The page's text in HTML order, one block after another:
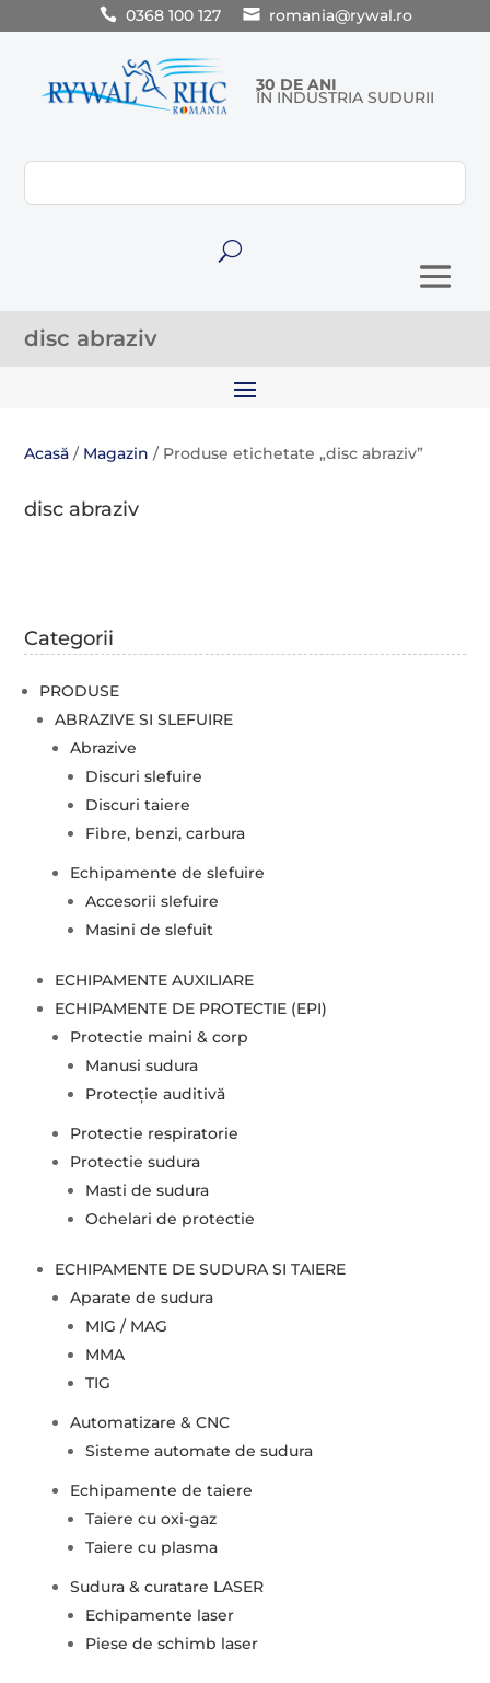
0368 100 127 romania@rywal.ro
30 DE ANI
ÎN INDUSTRIA SUDURII
U
disc abraziv
Acasă / Magazin / Produse etichetate „disc abraziv”
disc abraziv
Categorii
PRODUSE
ABRAZIVE SI SLEFUIRE
Abrazive
Discuri slefuire
Discuri taiere
Fibre, benzi, carbura
Echipamente de slefuire
Accesorii slefuire
Masini de slefuit
ECHIPAMENTE AUXILIARE
ECHIPAMENTE DE PROTECTIE (EPI)
Protectie maini & corp
Manusi sudura
Protecție auditivă
Protectie respiratorie
Protectie sudura
Masti de sudura
Ochelari de protectie
ECHIPAMENTE DE SUDURA SI TAIERE
Aparate de sudura
MIG / MAG
MMA
TIG
Automatizare & CNC
Sisteme automate de sudura
Echipamente de taiere
Taiere cu oxi-gaz
Taiere cu plasma
Sudura & curatare LASER
Echipamente laser
Piese de schimb laser